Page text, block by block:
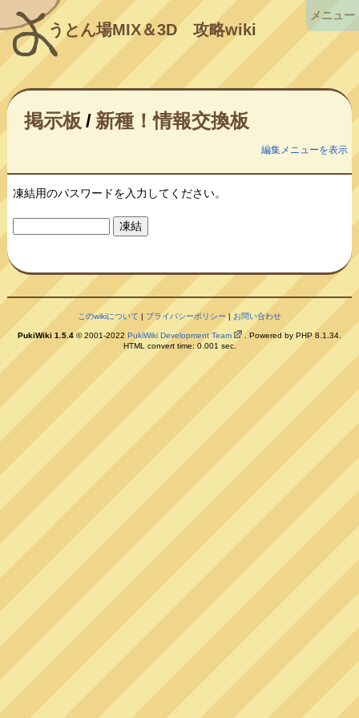
うとん場MIX＆3D攻略wiki
掲示板 / 新種！情報交換板
編集メニューを表示
凍結用のパスワードを入力してください。
このwikiについて | プライバシーポリシー| お問い合わせ
PukiWiki 1.5.4© 2001-2022 PukiWiki Development Team
. Powered by PHP 8.1.34.
HTML convert time: 0.001 sec.
メニュー